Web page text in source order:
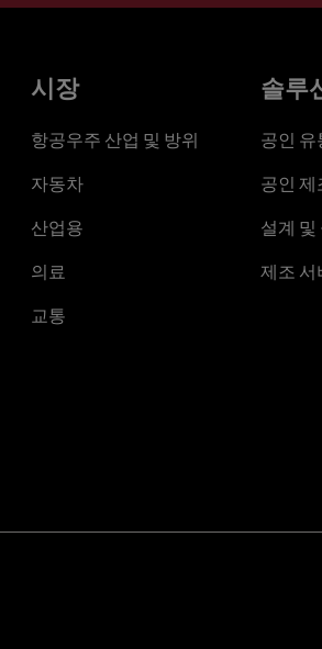
시장
항공우주 산업 및 방위
자동차
산업용
의료
교통
솔루
공인 유
공인 제
설계 및
제조 서